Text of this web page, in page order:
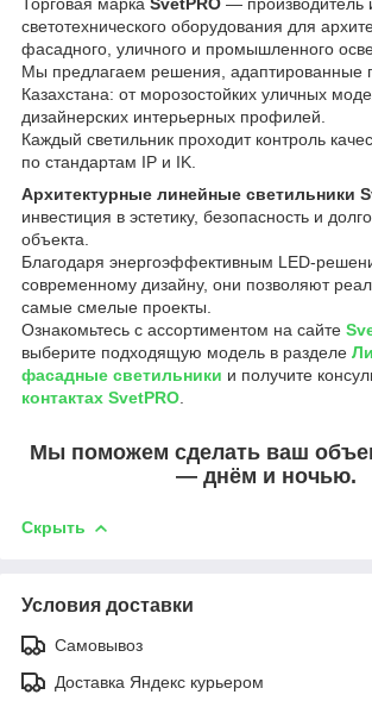
светотехнического оборудования для
фасадного, уличного и промышленного
Мы предлагаем решения, адаптированные
Казахстана: от морозостойких уличных
дизайнерских интерьерных профилей.
Каждый светильник проходит контроль
по стандартам IP и IK.
Архитектурные линейные светильники
инвестиция в эстетику, безопасность и
объекта.
Благодаря энергоэффективным LED-
современному дизайну, они позволяют
самые смелые проекты.
Ознакомьтесь с ассортиментом на сайте
выберите подходящую модель в разделе
фасадные светильники и получите
контактах SvetPRO
Мы поможем сделать ваш
— днём и ночью.
Скрыть
Условия доставки
Самовывоз
Доставка Яндекс курьером